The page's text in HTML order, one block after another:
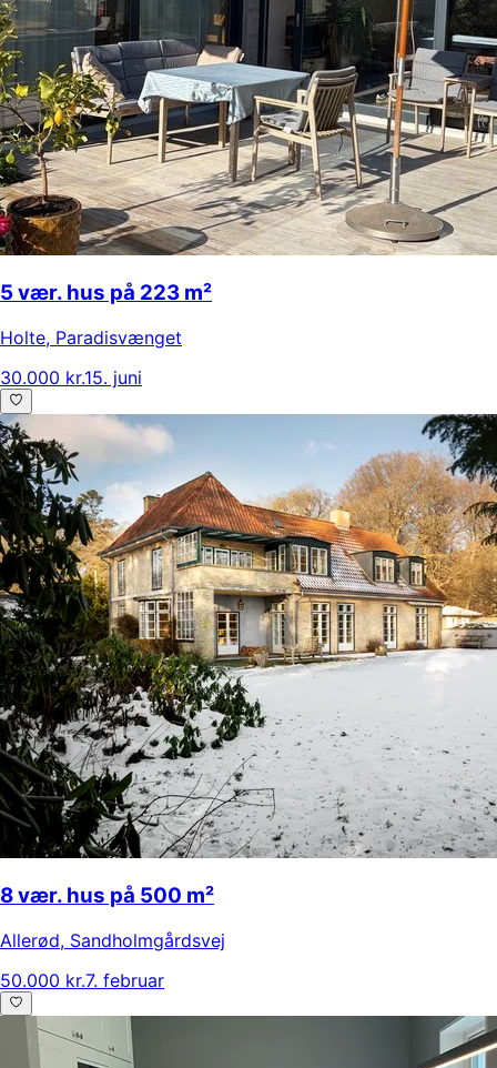
5 vær. hus på 223 m²
Holte, Paradisvænget
30.000 kr.15. juni
8 vær. hus på 500 m²
Allerød, Sandholmgårdsvej
50.000 kr.7. februar